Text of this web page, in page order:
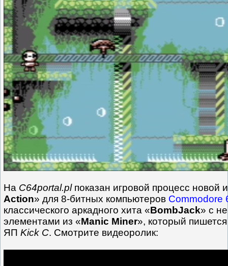
На C64portal.plпоказан игровой процесс новой
Action» для 8-битных компьютеров Commodore
классического аркадного хита «BombJack» с
элементами из «Manic Miner», который
ЯП Kick C. Смотрите видеоролик: